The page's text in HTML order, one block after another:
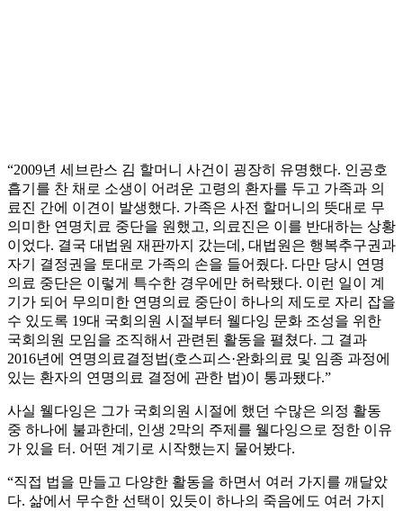
“2009년 세브란스 김 할머니 사건이 굉장히 유명했다. 인공호
흡기를 찬 채로 소생이 어려운 고령의 환자를 두고 가족과 의
료진 간에 이견이 발생했다. 가족은 사전 할머니의 뜻대로 무
의미한 연명치료 중단을 원했고, 의료진은 이를 반대하는 상황
이었다. 결국 대법원 재판까지 갔는데, 대법원은 행복추구권과
자기 결정권을 토대로 가족의 손을 들어줬다. 다만 당시 연명
의료 중단은 이렇게 특수한 경우에만 허락됐다. 이런 일이 계
기가 되어 무의미한 연명의료 중단이 하나의 제도로 자리 잡을
수 있도록 19대 국회의원 시절부터 웰다잉 문화 조성을 위한
국회의원 모임을 조직해서 관련된 활동을 펼쳤다. 그 결과
2016년에 연명의료결정법(호스피스·완화의료 및 임종 과정에
있는 환자의 연명의료 결정에 관한 법)이 통과됐다.”
사실 웰다잉은 그가 국회의원 시절에 했던 수많은 의정 활동
중 하나에 불과한데, 인생 2막의 주제를 웰다잉으로 정한 이유
가 있을 터. 어떤 계기로 시작했는지 물어봤다.
“직접 법을 만들고 다양한 활동을 하면서 여러 가지를 깨달았
다. 삶에서 무수한 선택이 있듯이 하나의 죽음에도 여러 가지